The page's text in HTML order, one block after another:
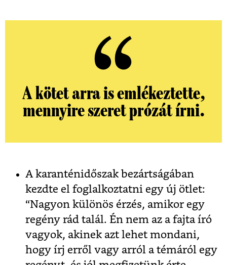
A kötet arra is emlékeztette,
mennyire szeret prózát írni.
A karanténidőszak bezártságában
kezdte el foglalkoztatni egy új ötlet:
“Nagyon különös érzés, amikor egy
regény rád talál. Én nem az a fajta író
vagyok, akinek azt lehet mondani,
hogy írj erről vagy arról a témáról egy